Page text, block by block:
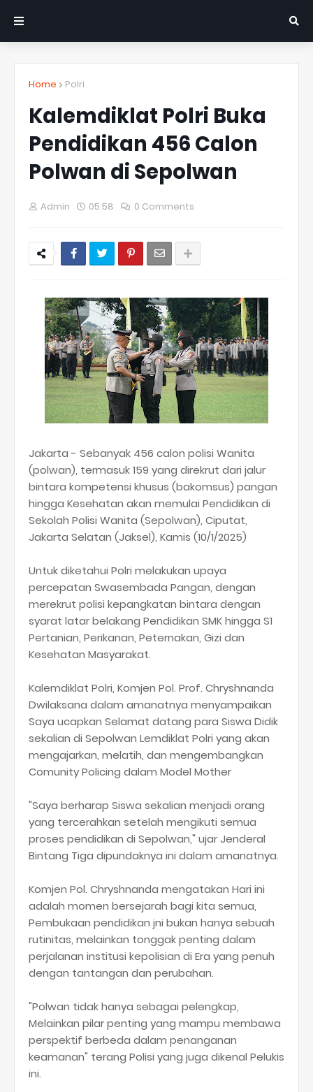
Home Polri
Kalemdiklat Polri Buka
Pendidikan 456 Calon
Polwan di Sepolwan
Admin 05:58 0 Comments
Jakarta - Sebanyak 456 calon polisi Wanita
(polwan), termasuk 159 yang direkrut dari jalur
bintara kompetensi khusus (bakomsus) pangan
hingga Kesehatan akan memulai Pendidikan di
Sekolah Polisi Wanita (Sepolwan), Ciputat,
Jakarta Selatan (Jaksel), Kamis (10/1/2025)
Untuk diketahui Polri melakukan upaya
percepatan Swasembada Pangan, dengan
merekrut polisi kepangkatan bintara dengan
syarat latar belakang Pendidikan SMK hingga S1
Pertanian, Perikanan, Peternakan, Gizi dan
Kesehatan Masyarakat.
Kalemdiklat Polri, Komjen Pol. Prof. Chryshnanda
Dwilaksana dalam amanatnya menyampaikan
Saya ucapkan Selamat datang para Siswa Didik
sekalian di Sepolwan Lemdiklat Polri yang akan
mengajarkan, melatih, dan mengembangkan
Comunity Policing dalam Model Mother
"Saya berharap Siswa sekalian menjadi orang
yang tercerahkan setelah mengikuti semua
proses pendidikan di Sepolwan," ujar Jenderal
Bintang Tiga dipundaknya ini dalam amanatnya.
Komjen Pol. Chryshnanda mengatakan Hari ini
adalah momen bersejarah bagi kita semua,
Pembukaan pendidikan jni bukan hanya sebuah
rutinitas, melainkan tonggak penting dalam
perjalanan institusi kepolisian di Era yang penuh
dengan tantangan dan perubahan.
"Polwan tidak hanya sebagai pelengkap,
Melainkan pilar penting yang mampu membawa
perspektif berbeda dalam penanganan
keamanan" terang Polisi yang juga dikenal Pelukis
ini.